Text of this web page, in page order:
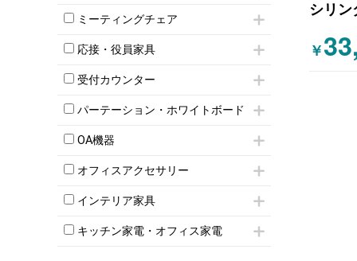
ミーティングテーブル
スタッキングテーブル
ネスティングテーブル
カウンターテーブル
T字脚テーブル
会議テーブルW1200～
会議テーブルW1800～
折りたたみ会議テーブル
ハイテーブル
ミーティングチェア
キャスター付きミーティングチェア
スタッキングミーティングチェア
テーブル付きミーティングチェア
折りたたみミーティングチェア
ハイチェア
ミーティングチェアその他
応接・役員家具
応接セット
応接ソファ
応接チェア
応接・役員家具その他
受付カウンター
ハイカウンター
ローカウンター
ラウンジカウンター
パーテーション・ホワイトボード
パーテーション
自立タイプパーテーション
パーテーションその他
壁掛けホワイトボード
ホワイトボードその他
OA機器
iPad
電話機（ビジネスフォン）
シュレッダー
スクリーン
オフィスアクセサリー
チェア用台車
演台・講演台・演説台
防音パネル
インテリア家具
モールドチェア
ダイニングチェア
キッチン家電・オフィス家電
シリン
￥